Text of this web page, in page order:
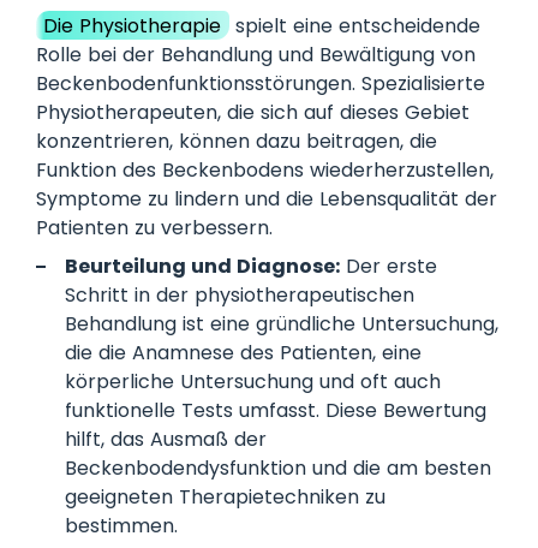
Die Physiotherapie spielt eine entscheidende
Rolle bei der Behandlung und Bewältigung von
Beckenbodenfunktionsstörungen. Spezialisierte
Physiotherapeuten, die sich auf dieses Gebiet
konzentrieren, können dazu beitragen, die
Funktion des Beckenbodens wiederherzustellen,
Symptome zu lindern und die Lebensqualität der
Patienten zu verbessern.
Beurteilung und Diagnose: Der erste
Schritt in der physiotherapeutischen
Behandlung ist eine gründliche Untersuchung,
die die Anamnese des Patienten, eine
körperliche Untersuchung und oft auch
funktionelle Tests umfasst. Diese Bewertung
hilft, das Ausmaß der
Beckenbodendysfunktion und die am besten
geeigneten Therapietechniken zu
bestimmen.